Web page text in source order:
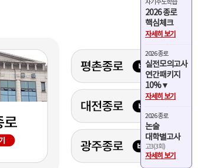
2026 종로학원 썸머스쿨 설
명회
5월 20일(수)~22일(금)
종로학원 각 본원
2027 수시, 정시 지원전략 특
집 설명회
자기주도학습
2026 종로
핵심체크
자세히 보기
2026 종로
실전모의고사
연간패키지
10%▼
자세히 보기
2026 종로
논술
대학별고사
고3(3회)
자세히 보기